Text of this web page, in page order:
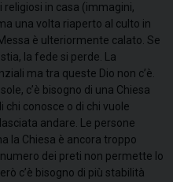
in casa (immagini,
una volta riaperto al culto in
è ulteriormente calato. Se
la fede si perde. La
ma tra queste Dio non c’è.
c’è bisogno di una Chiesa
chi conosce o di chi vuole
andare. Le persone
la Chiesa è ancora troppo
dei preti non permette lo
c’è bisogno di più stabilità